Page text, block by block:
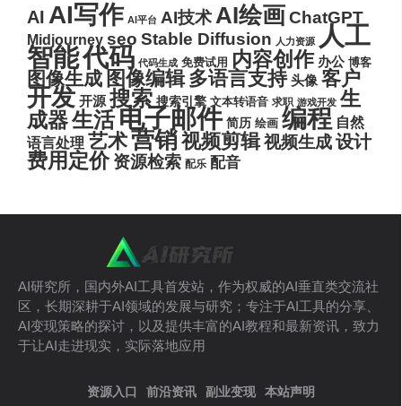
AI AI写作 AI平台 AI技术AI绘画ChatGPT
Midjourney seo Stable Diffusion 人力资源 人工
智能代码 代码生成 免费试用 内容创作 办公 博客
图像生成 图像编辑 多语言支持 头像 客户
开发 开源 搜索 搜索引擎 文本转语音 求职 游戏开发 生
成器生活电子邮件 简历 绘画 编程 自然
语言处理 艺术营销视频剪辑视频生成设计
费用定价 资源检索 配乐 配音
AI研究所，国内外AI工具首发站，作为权威的AI垂直类交流社
区，长期深耕于AI领域的发展与研究；专注于AI工具的分享、
AI变现策略的探讨，以及提供丰富的AI教程和最新资讯，致力
于让AI走进现实，实际落地应用
资源入口 前沿资讯 副业变现 本站声明